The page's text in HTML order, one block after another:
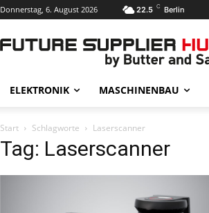
Donnerstag, 6. August 2026 22.5 C Berlin
ELEKTRONIK MASCHINENBAU
Start Schlagworte Laserscanner
Tag: Laserscanner